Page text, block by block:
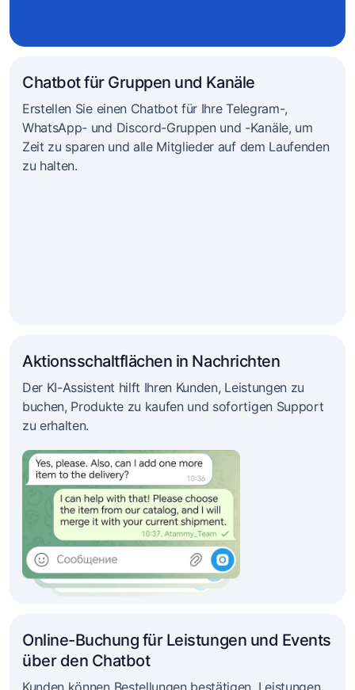
Chatbot für Gruppen und Kanäle
Erstellen Sie einen Chatbot für Ihre Telegram-,
WhatsApp- und Discord-Gruppen und -Kanäle, um
Zeit zu sparen und alle Mitglieder auf dem Laufenden
zu halten.
Aktionsschaltflächen in Nachrichten
Der KI-Assistent hilft Ihren Kunden, Leistungen zu
buchen, Produkte zu kaufen und sofortigen Support
zu erhalten.
Online-Buchung für Leistungen und Events
über den Chatbot
Kunden können Bestellungen bestätigen, Leistungen